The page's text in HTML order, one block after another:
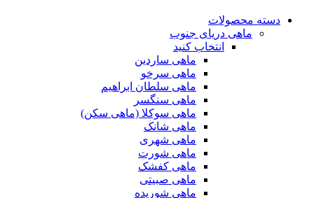
دسته محصولات
ماهی دریای جنوب
انتخاب کنید
ماهی ساردین
ماهی سرخو
ماهی سلطان ابراهیم
ماهی سنگسر
ماهی سوکلا (ماهی سکن)
ماهی شانک
ماهی شهری
ماهی شورت
ماهی کفشک
ماهی صبیتی
ماهی شوریده